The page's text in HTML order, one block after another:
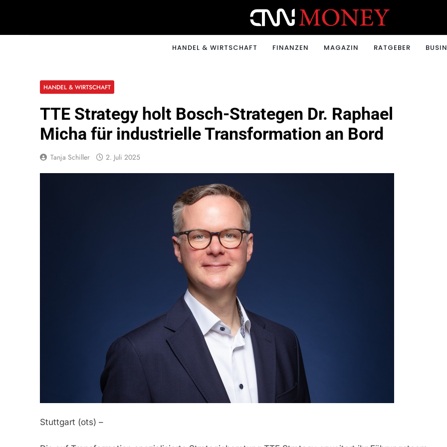
CNNMONEY.CH
HANDEL & WIRTSCHAFT FINANZEN MAGAZIN RATGEBER
HANDEL & WIRTSCHAFT
TTE Strategy holt Bosch-Strategen Dr. Raphael
Micha für industrielle Transformation an Bord
Tanja Schiller 2. Juli 2025
Stuttgart (ots) –